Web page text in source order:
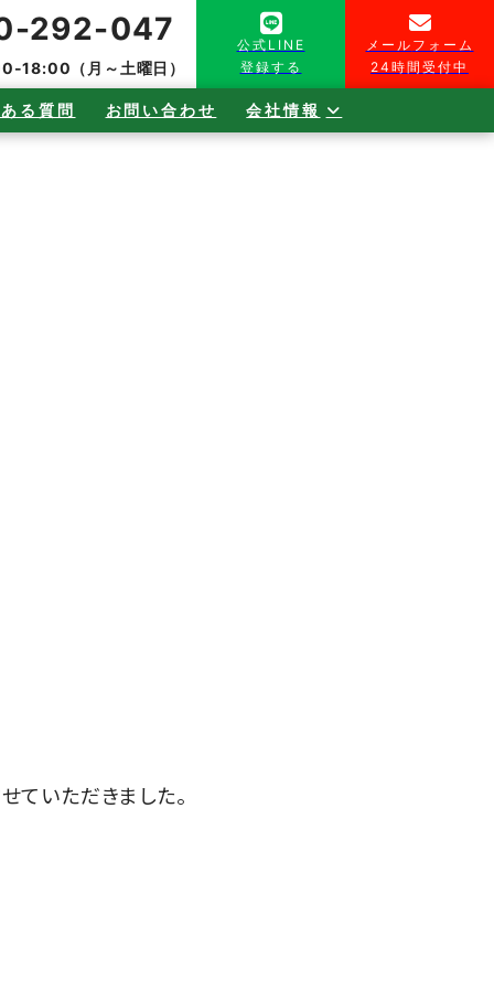
292-047
18:00（月～土曜日）
公式 LINE
登録する
メール フォーム
24時間受付中
る質問 お問い合わせ 会社情報
ていただきました。